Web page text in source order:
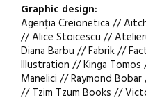
Graphic design:
Agenția Creionetica //
// Alice Stoicescu //
Diana Barbu // Fabrik //
Illustration // Kinga
Manelici // Raymond
// Tzim Tzum Books //